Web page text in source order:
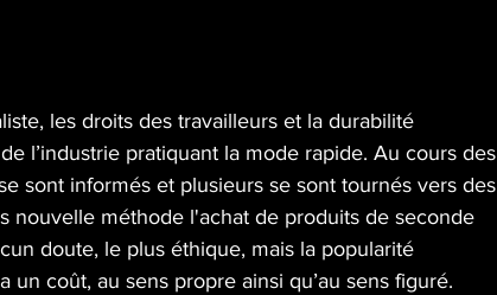
les droits des travailleurs et la durabilité
l’industrie pratiquant la mode rapide. Au cours des
sont informés et plusieurs se sont tournés vers des
nouvelle méthode l'achat de produits de seconde
doute, le plus éthique, mais la popularité
coût, au sens propre ainsi qu’au sens figuré.